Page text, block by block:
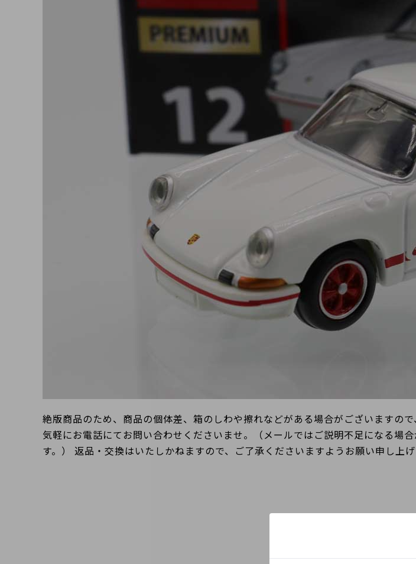
絶版商品のため、商品の個体差、箱のしわや擦れなどがある場合がございますの
気軽にお電話にてお問い合わせくださいませ。（メールではご説明不足になる場
す。） 返品・交換はいたしかねますので、ご了承くださいますようお願い申し上げ